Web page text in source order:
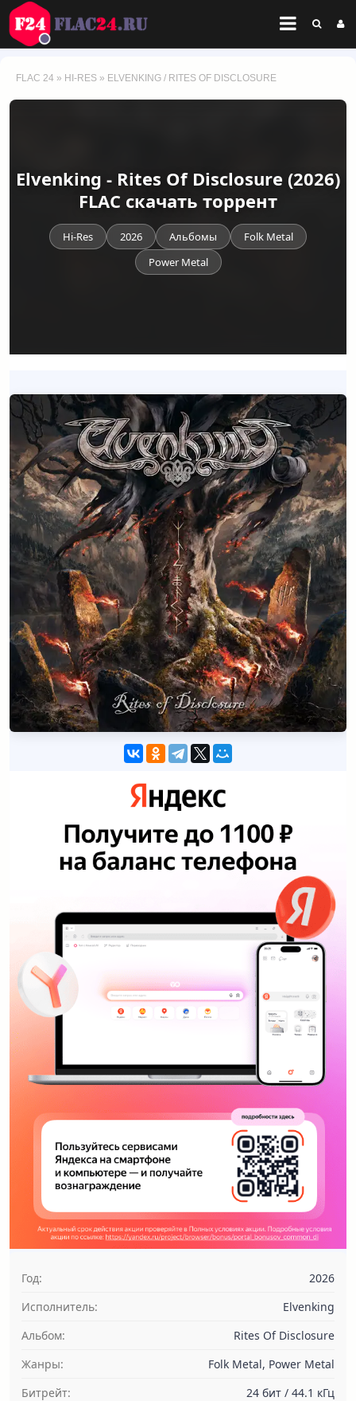
FLAC 24 » HI-RES » ELVENKING / RITES OF DISCLOSURE
Elvenking - Rites Of Disclosure (2026)
FLAC скачать торрент
Hi-Res 2026 Альбомы
Folk Metal
Power Metal
Год:
2026
Исполнитель:
Elvenking
Альбом:
Rites Of Disclosure
Жанры:
Folk Metal, Power Metal
Битрейт:
24 бит / 44.1 кГц